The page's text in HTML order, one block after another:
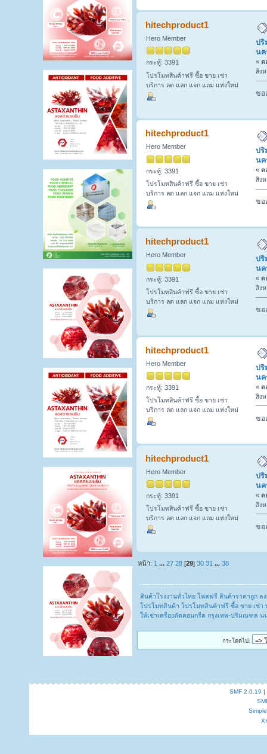
hitechproduct1
Hero Member
กระทู้: 3391
โปรโมทสินค้าฟรี ซื้อ ขาย เช่า
บริการ ลด แลก แจก แถม แห่งใหม่
ปริ
นค
« ต
สิง
ขอ
hitechproduct1
Hero Member
กระทู้: 3391
โปรโมทสินค้าฟรี ซื้อ ขาย เช่า
บริการ ลด แลก แจก แถม แห่งใหม่
ปริ
นค
« ต
สิง
ขอ
hitechproduct1
Hero Member
กระทู้: 3391
โปรโมทสินค้าฟรี ซื้อ ขาย เช่า
บริการ ลด แลก แจก แถม แห่งใหม่
ปริ
นค
« ต
สิง
ขอ
hitechproduct1
Hero Member
กระทู้: 3391
โปรโมทสินค้าฟรี ซื้อ ขาย เช่า
บริการ ลด แลก แจก แถม แห่งใหม่
ปริ
นค
« ต
สิง
ขอ
hitechproduct1
Hero Member
กระทู้: 3391
โปรโมทสินค้าฟรี ซื้อ ขาย เช่า
บริการ ลด แลก แจก แถม แห่งใหม่
ปริ
นค
« ต
สิง
ขอ
หน้า: 1 ...27 28 [29]30 31 ...38
สินค้าโรงงานทั่วไทย โพสฟรี สินค้าราคาถูก ล
โปรโมทสินค้า โปรโมทสินค้าฟรี ซื้อ ขาย เช่า
ให้เช่าเครื่องตัดคอนกรีต กรุงเทพ-ปริมณฑล
กระโดดไป:
SMF 2.0.19 |